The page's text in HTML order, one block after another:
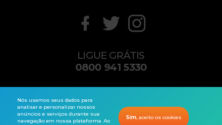
Nós usamos seus dados para
analisar e personalizar nossos
anúncios e serviços durante sua
navegação em nossa plataforma. Ao
Sim, aceito os cookies
LIGUE GRÁTIS
0800 941 5330
contato@direitodeouvir.com